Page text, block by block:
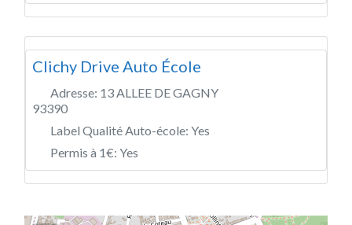
Clichy Drive Auto École
Adresse: 13 ALLEE DE GAGNY
93390
Label Qualité Auto-école: Yes
Permis à 1€: Yes